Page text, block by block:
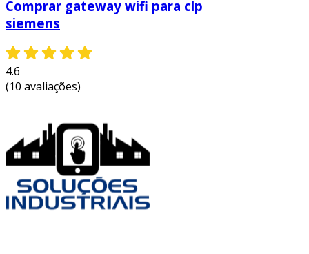
Comprar gateway wifi para clp
siemens
4.6
(10 avaliações)